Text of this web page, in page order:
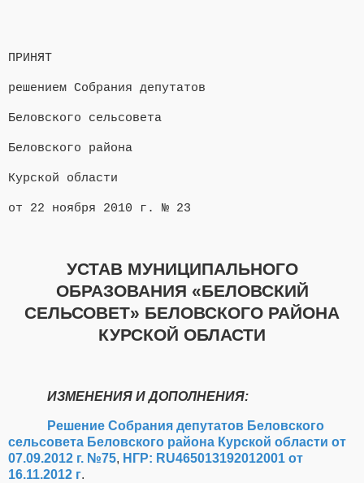
ПРИНЯТ
решением Собрания депутатов
Беловского сельсовета
Беловского района
Курской области
от 22 ноября 2010 г. № 23
УСТАВ МУНИЦИПАЛЬНОГО
ОБРАЗОВАНИЯ «БЕЛОВСКИЙ
СЕЛЬСОВЕТ» БЕЛОВСКОГО РАЙОНА
КУРСКОЙ ОБЛАСТИ
ИЗМЕНЕНИЯ И ДОПОЛНЕНИЯ:
Решение Собрания депутатов Беловского
сельсовета Беловского района Курской области от
07.09.2012 г. №75, НГР: RU465013192012001 от
16.11.2012 г.